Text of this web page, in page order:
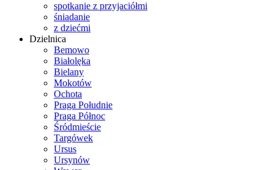
spotkanie z przyjaciółmi
śniadanie
z dziećmi
Dzielnica
Bemowo
Białolęka
Bielany
Mokotów
Ochota
Praga Południe
Praga Północ
Śródmieście
Targówek
Ursus
Ursynów